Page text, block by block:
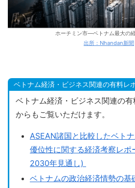
ホーチミン市―ベトナム最大の
出所：Nhandan新聞
ベトナム経済・ビジネス関連の有料レ
ベトナム経済・ビジネス関連の
からもご覧いただけます。
ASEAN諸国と比較したベト
優位性に関する経済考察レ
2030年見通し)
ベトナムの政治経済情勢の基